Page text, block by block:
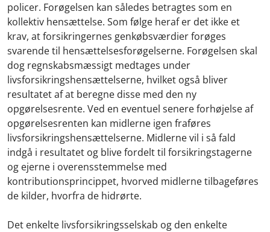
policer. Forøgelsen kan således betragtes som en
kollektiv hensættelse. Som følge heraf er det ikke et
krav, at forsikringernes genkøbsværdier forøges
svarende til hensættelsesforøgelserne. Forøgelsen skal
dog regnskabsmæssigt medtages under
livsforsikringshensættelserne, hvilket også bliver
resultatet af at beregne disse med den ny
opgørelsesrente. Ved en eventuel senere forhøjelse af
opgørelsesrenten kan midlerne igen fraføres
livsforsikringshensættelserne. Midlerne vil i så fald
indgå i resultatet og blive fordelt til forsikringstagerne
og ejerne i overensstemmelse med
kontributionsprincippet, hvorved midlerne tilbageføres
de kilder, hvorfra de hidrørte.
Det enkelte livsforsikringsselskab og den enkelte